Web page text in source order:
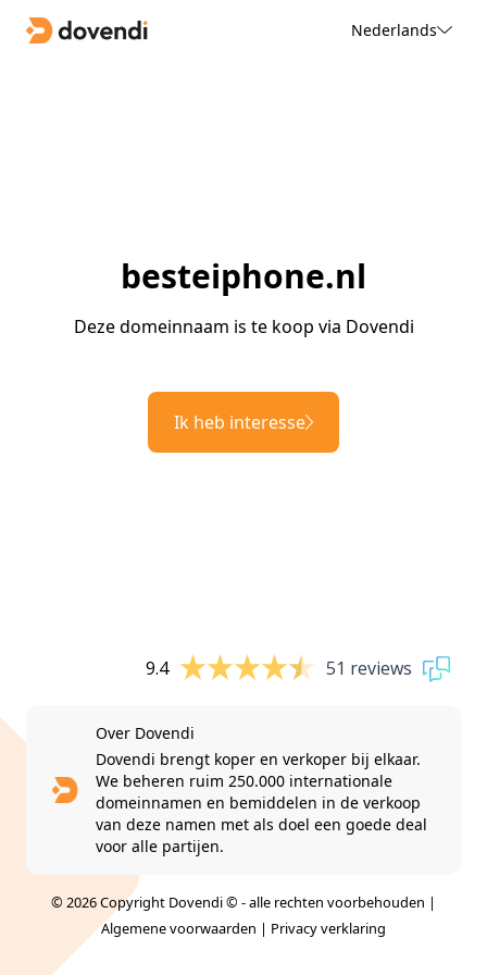
Nederlands
besteiphone.nl
Deze domeinnaam is te koop via Dovendi
Ik heb interesse
9.4 51 reviews
Over Dovendi
Dovendi brengt koper en verkoper bij elkaar.
We beheren ruim 250.000 internationale
domeinnamen en bemiddelen in de verkoop
van deze namen met als doel een goede deal
voor alle partijen.
© 2026 Copyright Dovendi © - alle rechten voorbehouden |
Algemene voorwaarden | Privacy verklaring